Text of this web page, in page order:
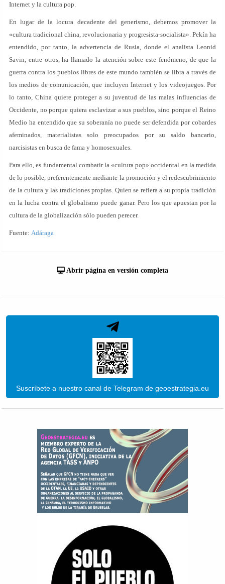
Internet y la cultura pop.
En lugar de la locura decadente del generismo, debemos promover la
«cultura tradicional china, revolucionaria y progresista-socialista». Pekín ha
entendido, por tanto, la advertencia de Rusia, donde el analista Leonid
Savin, entre otros, ha llamado la atención sobre este fenómeno, de que la
guerra contra los pueblos libres de este mundo también se libra a través de
los medios de comunicación, que incluyen Internet y los videojuegos. Por
lo tanto, China quiere proteger a su juventud de las malas influencias de
Occidente, no porque quiera esclavizar a sus pueblos, sino porque el Reino
Medio ha entendido que su soberanía no puede ser defendida por cobardes
afeminados, materialistas solo preocupados por su saldo bancario,
narcisistas en busca de fama y homosexuales.
Para ello, es fundamental combatir la «cultura pop» occidental en la medida
de lo posible, preferentemente mediante la promoción y el redescubrimiento
de la cultura y las tradiciones propias. Quien se refiera a su propia tradición
en la lucha contra el globalismo puede ganar. Pero los que apuestan por la
cultura de la globalización sólo pueden perecer.
Fuente: Adáraga
Abrir página en versión completa
Suscríbete a nuestro canal de Telegram de geoestrategia.eu